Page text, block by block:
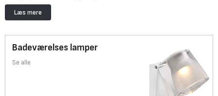
Glem ikke, at vi også har
indkørslen, i garagen og på terrassen med smart, praktisk og hyggelig
Renovering af hjemmet er svært, hvis du skal nøjes med en enkelt
loftlampe. Effektivt og grundigt arbejde kræver god belysning på
byggepladsen eller når du skal renovere og male i hjemme.Se hele
Læs mere
Badeværelses lamper
Se alle